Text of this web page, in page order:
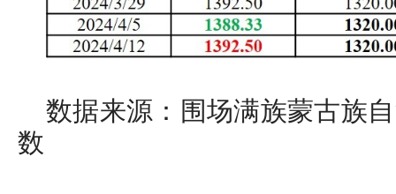
数据来源：围场满族蒙古族
数